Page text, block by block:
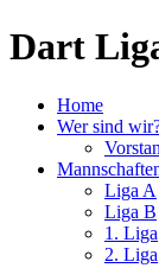
Dart
Home
Wer sind
Liga A
Liga B
1. Liga
2. Liga